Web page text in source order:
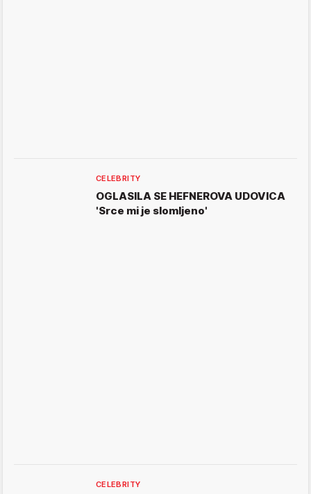
CELEBRITY
OGLASILA SE HEFNEROVA UDOVICA
'Srce mi je slomljeno'
CELEBRITY